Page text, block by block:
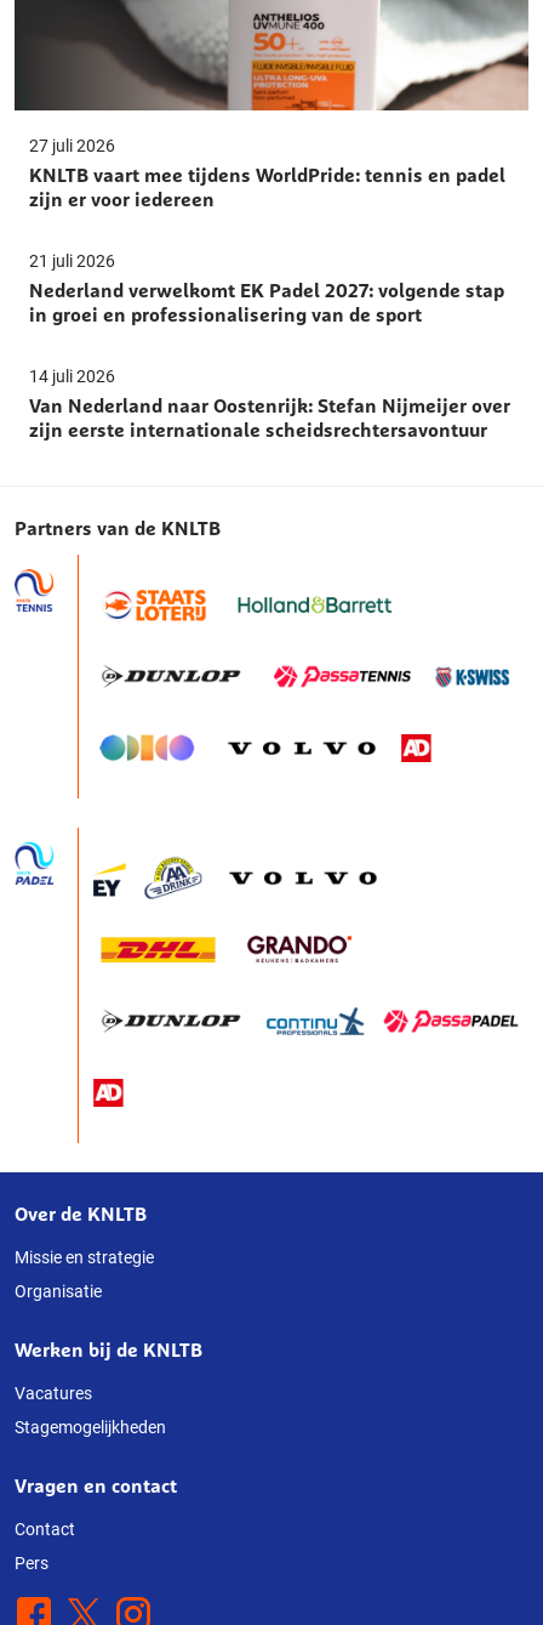
27 juli 2026
KNLTB vaart mee tijdens WorldPride: tennis en padel
zijn er voor iedereen
21 juli 2026
Nederland verwelkomt EK Padel 2027: volgende stap
in groei en professionalisering van de sport
14 juli 2026
Van Nederland naar Oostenrijk: Stefan Nijmeijer over
zijn eerste internationale scheidsrechtersavontuur
Partners van de KNLTB
Over
deze
website
Over de KNLTB
Missie en strategie
Organisatie
Werken bij de KNLTB
Vacatures
Stagemogelijkheden
Vragen en contact
Contact
Pers
Facebook
X Instagram